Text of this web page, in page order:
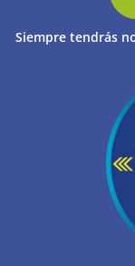
Siempre tendrás